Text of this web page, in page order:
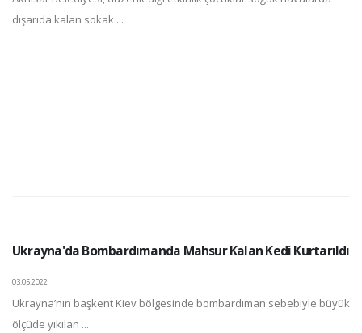
dışarıda kalan sokak ...
Ukrayna'da Bombardımanda Mahsur Kalan Kedi Kurtarıldı
03.05.2022
Ukrayna’nın başkent Kiev bölgesinde bombardıman sebebiyle büyük
ölçüde yıkılan ...